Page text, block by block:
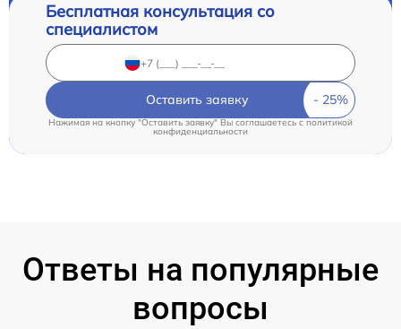
Бесплатная консультация со
специалистом
Оставить заявку
Нажимая на кнопку "Оставить заявку" Вы соглашаетесь c политикой
конфиденциальности
Ответы на популярные
вопросы